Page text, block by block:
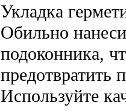
Укладка
Обильно
подоконника,
предотвратить
Используйте